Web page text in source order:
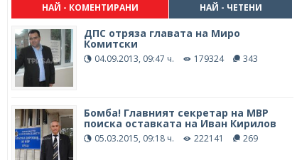
НАЙ - КОМЕНТИРАНИ НАЙ - ЧЕТЕНИ
ДПС отряза главата на Миро
Комитски
04.09.2013, 09:47 ч. 179324 343
Бомба! Главният секретар на МВР
поиска оставката на Иван Кирилов
05.03.2015, 09:18 ч. 222141 269